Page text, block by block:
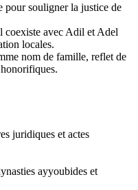
pour souligner la justice de
coexiste avec Adil et Adel
locales.
nom de famille, reflet de
juridiques et actes
ayyoubides et